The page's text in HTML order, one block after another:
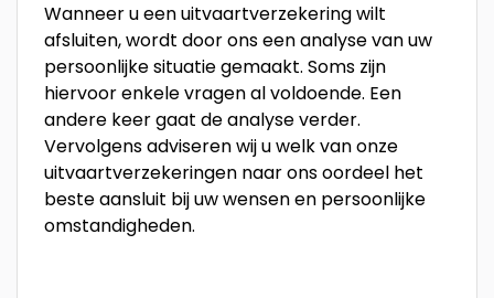
Wanneer u een uitvaartverzekering wilt
afsluiten, wordt door ons een analyse van uw
persoonlijke situatie gemaakt. Soms zijn
hiervoor enkele vragen al voldoende. Een
andere keer gaat de analyse verder.
Vervolgens adviseren wij u welk van onze
uitvaartverzekeringen naar ons oordeel het
beste aansluit bij uw wensen en persoonlijke
omstandigheden.